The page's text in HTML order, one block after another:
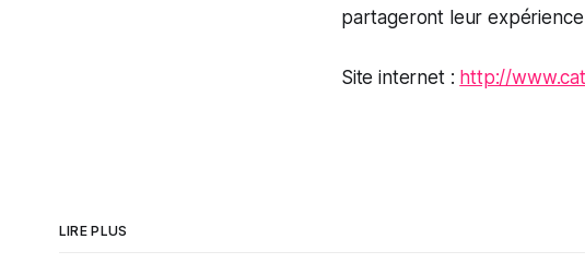
partageront leur expérience
Site internet : http://
LIRE PLUS